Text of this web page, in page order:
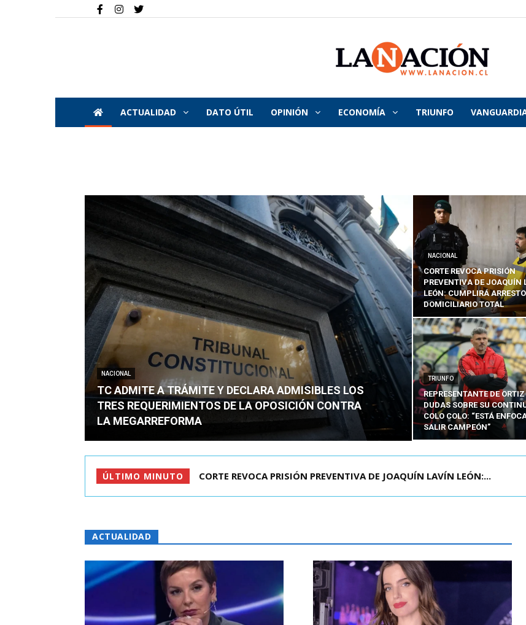
La
Nación
ACTUALIDAD DATO ÚTIL OPINIÓN ECONOMÍA TRIUNFO
NACIONAL
TC ADMITE A TRÁMITE Y DECLARA ADMISIBLES LOS
TRES REQUERIMIENTOS DE LA OPOSICIÓN CONTRA
LA MEGARREFORMA
NACIONAL
CORTE REVOCA PRISIÓN
PREVENTIVA DE JOAQUÍN
LEÓN: CUMPLIRÁ ARRESTO
DOMICILIARIO TOTAL
TRIUNFO
REPRESENTANTE DE
DUDAS SOBRE SU
COLO COLO: “ESTÁ
SALIR CAMPEÓN”
ÚLTIMO MINUTO ARRAU DETALLÓ AGENDA CONTRA EL CRIMEN ORGANIZADO Y EL ...
ACTUALIDAD